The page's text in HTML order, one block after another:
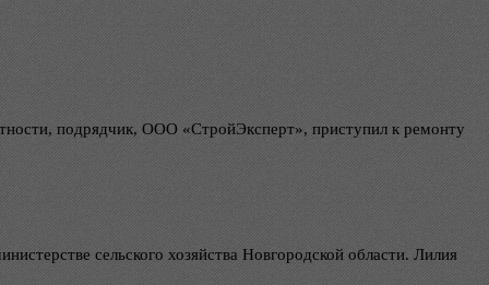
подрядчик, ООО «СтройЭксперт», приступил к ремонту
сельского хозяйства Новгородской области. Лилия